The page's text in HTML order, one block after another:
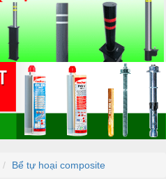
Bể tự hoại composite